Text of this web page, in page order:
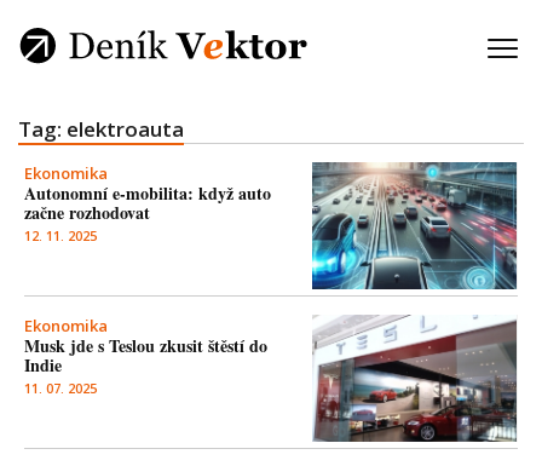
Tag: elektroauta
Ekonomika
Autonomní e-mobilita: když auto
začne rozhodovat
12. 11. 2025
Ekonomika
Musk jde s Teslou zkusit štěstí do
Indie
11. 07. 2025